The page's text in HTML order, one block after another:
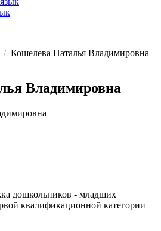
/ Кошелева Наталья Владимировна
Владимировна
дошкольников - младших
квалификационной категории